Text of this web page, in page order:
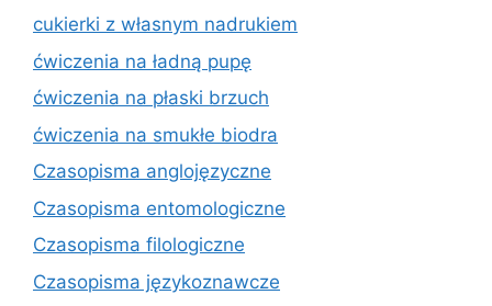
cukierki z własnym nadrukiem
ćwiczenia na ładną pupę
ćwiczenia na płaski brzuch
ćwiczenia na smukłe biodra
Czasopisma anglojęzyczne
Czasopisma entomologiczne
Czasopisma filologiczne
Czasopisma językoznawcze